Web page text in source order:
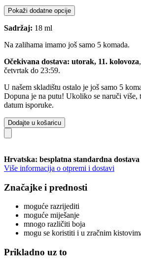
Pokaži dodatne opcije
Sadržaj: 18 ml
Na zalihama imamo još samo 5 komada.
Očekivana dostava: utorak, 11. kolovoza
četvrtak do 23:59.
U našem skladištu ostalo je još samo 5
Dopuna je na putu! Ukoliko se naruči više,
datum isporuke.
Dodajte u košaricu
Hrvatska: besplatna standardna dostava
Više informacija o otpremi i dostavi
Značajke i prednosti
moguće razrijediti
moguće miješanje
mnogo različiti boja
mogu se koristiti i u zračnim
Prikladno uz to